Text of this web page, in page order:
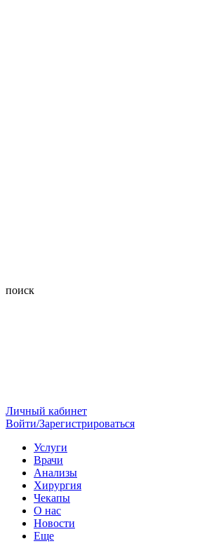
поиск
Личный кабинет
Войти/Зарегистрироваться
Услуги
Врачи
Анализы
Хирургия
Чекапы
О нас
Новости
Еще